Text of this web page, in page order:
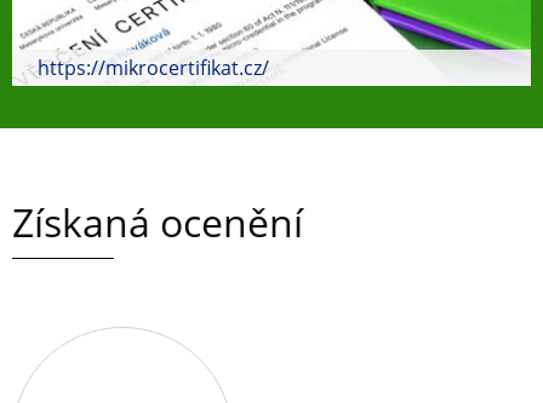
https://mikrocertifikat.cz/
Získaná ocenění